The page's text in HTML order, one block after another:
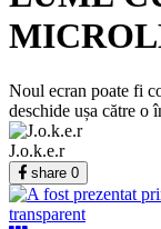
Noul ecran poate fi
deschide ușa către o
J.o.k.e.r
share 0